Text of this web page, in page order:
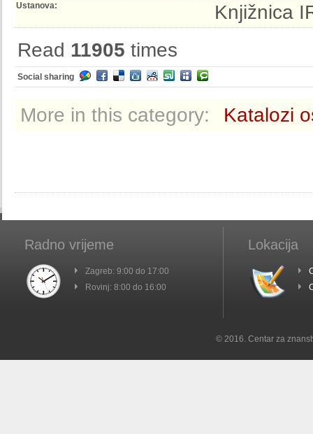
Ustanova:
Knjižnica
Read 11905 times
Social sharing
More in this category: Katalozi
Radno vrijeme
Zagreb: 9:00 do 17:00
Rovinj: 8:00 do 16:00
Lokacija
© 2016. Centar za